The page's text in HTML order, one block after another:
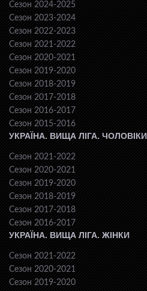
Сезон 2024-2025
Сезон 2023-2024
Сезон 2022-2023
Сезон 2021-2022
Сезон 2020-2021
Сезон 2019-2020
Сезон 2018-2019
Сезон 2017-2018
Сезон 2016-2017
Сезон 2015-2016
УКРАЇНА. ВИЩА ЛІГА. ЧОЛОВІКИ
Сезон 2021-2022
Сезон 2020-2021
Сезон 2019-2020
Сезон 2018-2019
Сезон 2017-2018
Сезон 2016-2017
УКРАЇНА. ВИЩА ЛІГА. ЖІНКИ
Сезон 2021-2022
Сезон 2020-2021
Сезон 2019-2020